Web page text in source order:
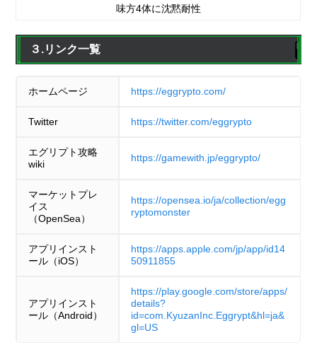
味方4体に沈黙耐性
３.リンク一覧
ホームページ https://eggrypto.com/
Twitter https://twitter.com/eggrypto
エグリプト攻略
wiki
https://gamewith.jp/eggrypto/
マーケットプレ
イス
（OpenSea）
https://opensea.io/ja/collection/egg
ryptomonster
アプリインスト
ール（iOS）
https://apps.apple.com/jp/app/id14
50911855
アプリインスト
ール（Android）
https://play.google.com/store/apps/
details?
id=com.KyuzanInc.Eggrypt&hl=ja&
gl=US